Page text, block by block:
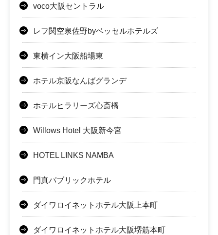
voco大阪セントラル
レフ関空泉佐野byベッセルホテルズ
東横イン大阪船場東
ホテル京阪なんばグランデ
ホテルヒラリーズ心斎橋
Willows Hotel 大阪新今宮
HOTEL LINKS NAMBA
門真パブリックホテル
ダイワロイネットホテル大阪上本町
ダイワロイネットホテル大阪堺筋本町